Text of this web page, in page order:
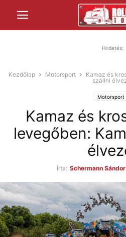
Hirdetés:
Kezdőlap Motorsport
Kamaz és
szállni
Motorsport
Kamaz és
levegőben:
Írta: Schermann Sándor